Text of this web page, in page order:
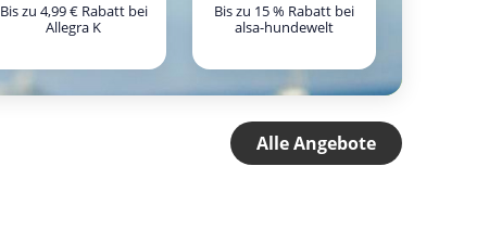
Bis zu 4,99 € Rabatt bei
Allegra K
Bis zu 15 % Rabatt bei
alsa-hundewelt
Alle Angebote